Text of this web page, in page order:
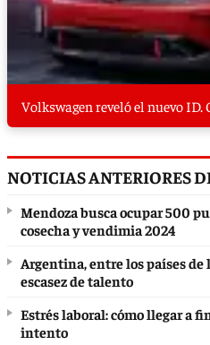
Volkswagen reveló el nuevo ID.
NOTICIAS ANTERIORES
Mendoza busca ocupar 500
cosecha y vendimia 2024
Argentina, entre los países
escasez de talento
Estrés laboral: cómo llegar a
intento